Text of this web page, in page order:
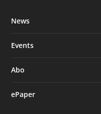
News
Events
Abo
ePaper